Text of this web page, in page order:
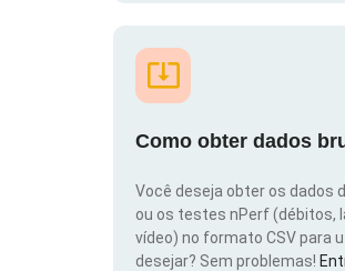
Como obter dados
Você deseja obter os dados
ou os testes nPerf (débitos,
vídeo) no formato CSV para
desejar? Sem problemas!